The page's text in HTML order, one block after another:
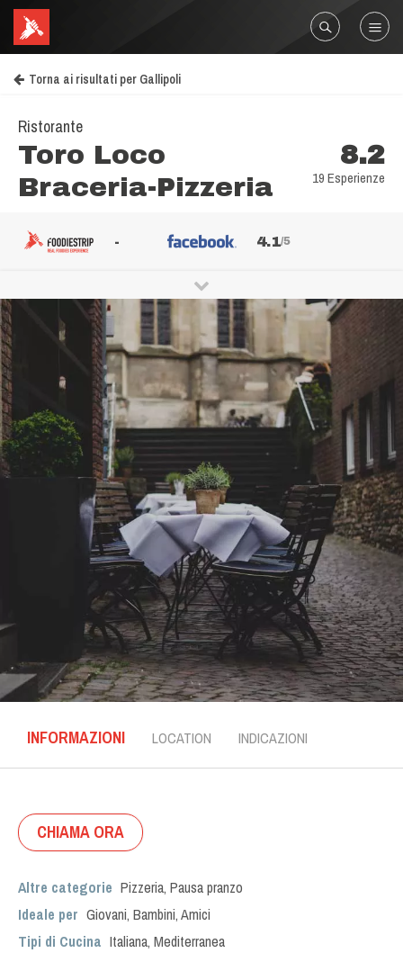
Torna ai risultati per Gallipoli
Ristorante
Toro Loco
Braceria-Pizzeria
8.2
19 Esperienze
- 4.1/5
INFORMAZIONI LOCATION INDICAZIONI
CHIAMA ORA
Altre categorie Pizzeria, Pausa pranzo
Ideale per Giovani, Bambini,Amici
Tipi di Cucina Italiana, Mediterranea